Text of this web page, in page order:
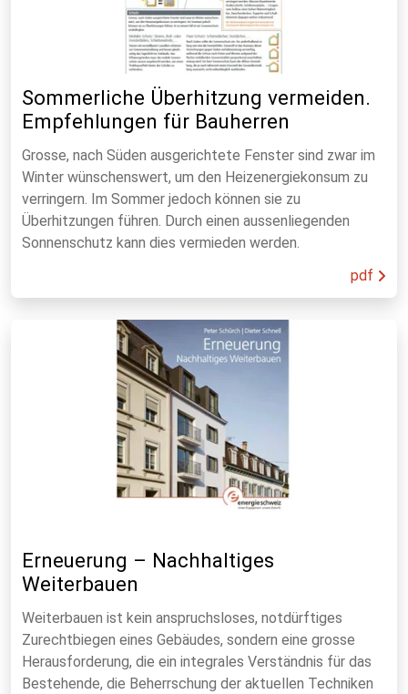
Sommerliche Überhitzung vermeiden.
Empfehlungen für Bauherren
Grosse, nach Süden ausgerichtete Fenster sind zwar im
Winter wünschenswert, um den Heizenergiekonsum zu
verringern. Im Sommer jedoch können sie zu
Überhitzungen führen. Durch einen aussenliegenden
Sonnenschutz kann dies vermieden werden.
pdf
Erneuerung – Nachhaltiges
Weiterbauen
Weiterbauen ist kein anspruchsloses, notdürftiges
Zurechtbiegen eines Gebäudes, sondern eine grosse
Herausforderung, die ein integrales Verständnis für das
Bestehende, die Beherrschung der aktuellen Techniken